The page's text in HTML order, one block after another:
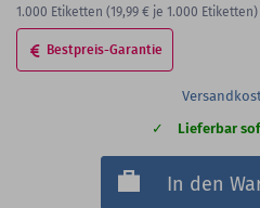
1.000 Etiketten (19,99 € je 1.000 Etiketten)
Bestpreis-Garantie
Lieferbar
In den